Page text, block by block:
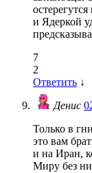
и Ядеркой
7
2
Ответить ↓
Денис
Только в
это вам
и на Иран,
Миру без